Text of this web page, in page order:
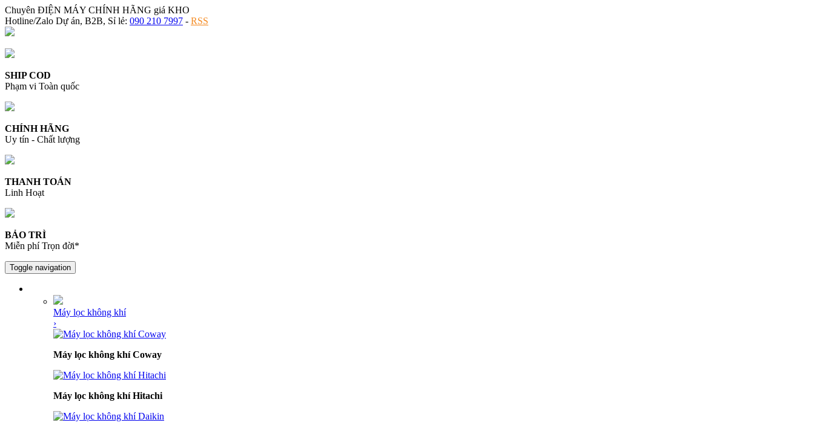
Chuyên ĐIỆN MÁY CHÍNH HÃNG giá KHO
Hotline/Zalo Dự án, B2B, Sỉ lẻ: 090 210 7997 - RSS
SHIP COD
Phạm vi Toàn quốc
CHÍNH HÃNG
Uy tín - Chất lượng
THANH TOÁN
Linh Hoạt
BẢO TRÌ
Miễn phí Trọn đời*
Toggle navigation
Máy lọc không khí
›
Máy lọc không khí Coway
Máy lọc không khí Hitachi